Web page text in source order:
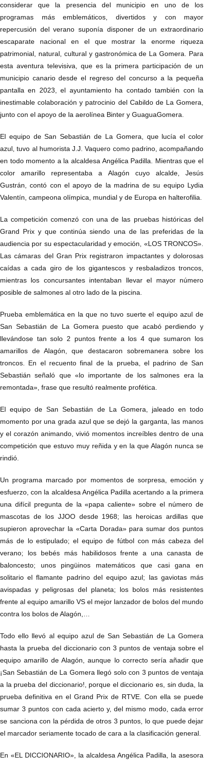
considerar que la presencia del municipio en uno de los
programas más emblemáticos, divertidos y con mayor
repercusión del verano suponía disponer de un extraordinario
escaparate nacional en el que mostrar la enorme riqueza
patrimonial, natural, cultural y gastronómica de La Gomera. Para
esta aventura televisiva, que es la primera participación de un
municipio canario desde el regreso del concurso a la pequeña
pantalla en 2023, el ayuntamiento ha contado también con la
inestimable colaboración y patrocinio del Cabildo de La Gomera,
junto con el apoyo de la aerolínea Binter y GuaguaGomera.
El equipo de San Sebastián de La Gomera, que lucía el color
azul, tuvo al humorista J.J. Vaquero como padrino, acompañando
en todo momento a la alcaldesa Angélica Padilla. Mientras que el
color amarillo representaba a Alagón cuyo alcalde, Jesús
Gustrán, contó con el apoyo de la madrina de su equipo Lydia
Valentín, campeona olímpica, mundial y de Europa en halterofilia.
La competición comenzó con una de las pruebas históricas del
Grand Prix y que continúa siendo una de las preferidas de la
audiencia por su espectacularidad y emoción, «LOS TRONCOS».
Las cámaras del Gran Prix registraron impactantes y dolorosas
caídas a cada giro de los gigantescos y resbaladizos troncos,
mientras los concursantes intentaban llevar el mayor número
posible de salmones al otro lado de la piscina.
Prueba emblemática en la que no tuvo suerte el equipo azul de
San Sebastián de La Gomera puesto que acabó perdiendo y
llevándose tan solo 2 puntos frente a los 4 que sumaron los
amarillos de Alagón, que destacaron sobremanera sobre los
troncos. En el recuento final de la prueba, el padrino de San
Sebastián señaló que «lo importante de los salmones era la
remontada», frase que resultó realmente profética.
El equipo de San Sebastián de La Gomera, jaleado en todo
momento por una grada azul que se dejó la garganta, las manos
y el corazón animando, vivió momentos increíbles dentro de una
competición que estuvo muy reñida y en la que Alagón nunca se
rindió.
Un programa marcado por momentos de sorpresa, emoción y
esfuerzo, con la alcaldesa Angélica Padilla acertando a la primera
una difícil pregunta de la «papa caliente» sobre el número de
mascotas de los JJOO desde 1968; las heroicas ardillas que
supieron aprovechar la «Carta Dorada» para sumar dos puntos
más de lo estipulado; el equipo de fútbol con más cabeza del
verano; los bebés más habilidosos frente a una canasta de
baloncesto; unos pingüinos matemáticos que casi gana en
solitario el flamante padrino del equipo azul; las gaviotas más
avispadas y peligrosas del planeta; los bolos más resistentes
frente al equipo amarillo VS el mejor lanzador de bolos del mundo
contra los bolos de Alagón,…
Todo ello llevó al equipo azul de San Sebastián de La Gomera
hasta la prueba del diccionario con 3 puntos de ventaja sobre el
equipo amarillo de Alagón, aunque lo correcto sería añadir que
¡San Sebastián de La Gomera llegó solo con 3 puntos de ventaja
a la prueba del diccionario!, porque el diccionario es, sin duda, la
prueba definitiva en el Grand Prix de RTVE. Con ella se puede
sumar 3 puntos con cada acierto y, del mismo modo, cada error
se sanciona con la pérdida de otros 3 puntos, lo que puede dejar
el marcador seriamente tocado de cara a la clasificación general.
En «EL DICCIONARIO», la alcaldesa Angélica Padilla, la asesora